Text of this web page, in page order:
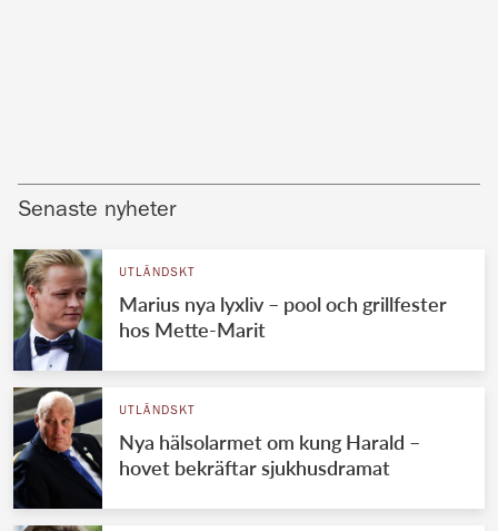
Senaste nyheter
UTLÄNDSKT
Marius nya lyxliv – pool och grillfester
hos Mette-Marit
UTLÄNDSKT
Nya hälsolarmet om kung Harald –
hovet bekräftar sjukhusdramat